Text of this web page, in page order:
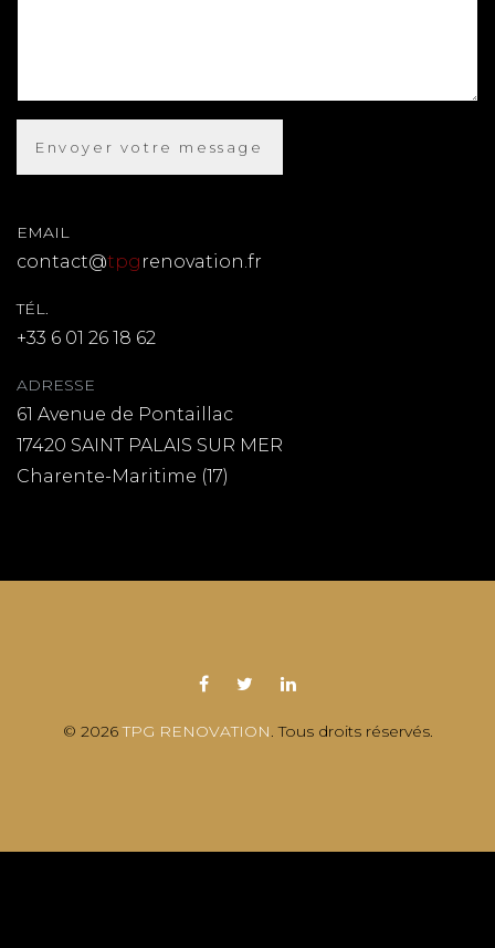
EMAIL
contact@tpg renovation.fr
TÉL.
+33 6 01 26 18 62
ADRESSE
61 Avenue de Pontaillac
17420 SAINT PALAIS SUR MER
Charente-Maritime (17)
© 2026TPG RENOVATION. Tous droits réservés.